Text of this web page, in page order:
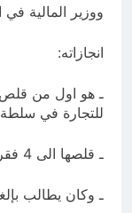
ووزير المالية في
انجازاته:
ـ هو اول من قلص
للتجارة في سلطة
ـ قلصها الى 4 فقرات فقط.
ـ وكان يطالب